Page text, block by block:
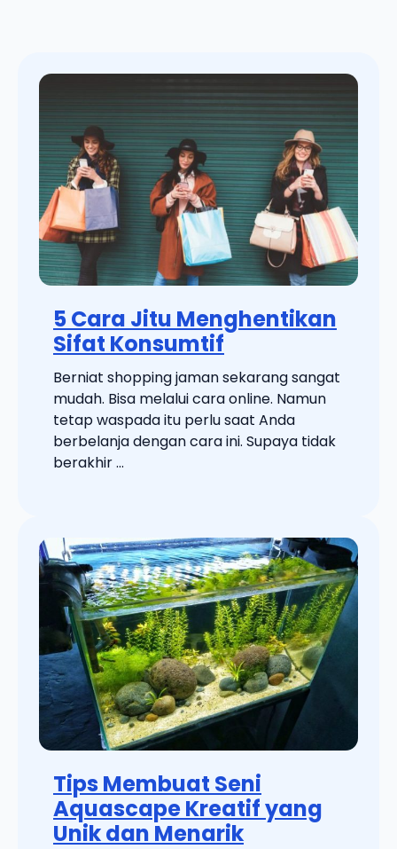
5 Cara Jitu Menghentikan
Sifat Konsumtif
Berniat shopping jaman sekarang sangat
mudah. Bisa melalui cara online. Namun
tetap waspada itu perlu saat Anda
berbelanja dengan cara ini. Supaya tidak
berakhir ...
Tips Membuat Seni
Aquascape Kreatif yang
Unik dan Menarik